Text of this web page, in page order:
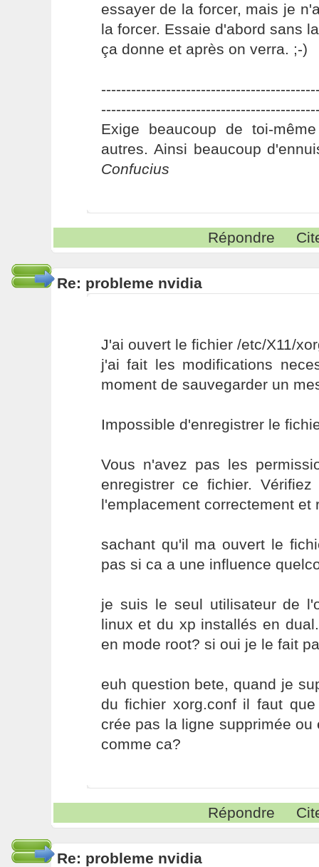
essayer de la forcer, mais je
la forcer. Essaie d'abord sans
ça donne et après on verra. ;-)
Exige beaucoup de toi-
autres. Ainsi beaucoup
Confucius
Répondre
Re: probleme nvidia
J'ai ouvert le fichier /etc/X11/
j'ai fait les modifications
moment de sauvegarder un
Impossible d'enregistrer le
Vous n'avez pas les
enregistrer ce fichier.
l'emplacement correctement et
sachant qu'il ma ouvert le
pas si ca a une influence
je suis le seul utilisateur de
linux et du xp installés en
en mode root? si oui je le fait
euh question bete, quand je
du fichier xorg.conf il faut
crée pas la ligne supprimée
comme ca?
Répondre
Re: probleme nvidia